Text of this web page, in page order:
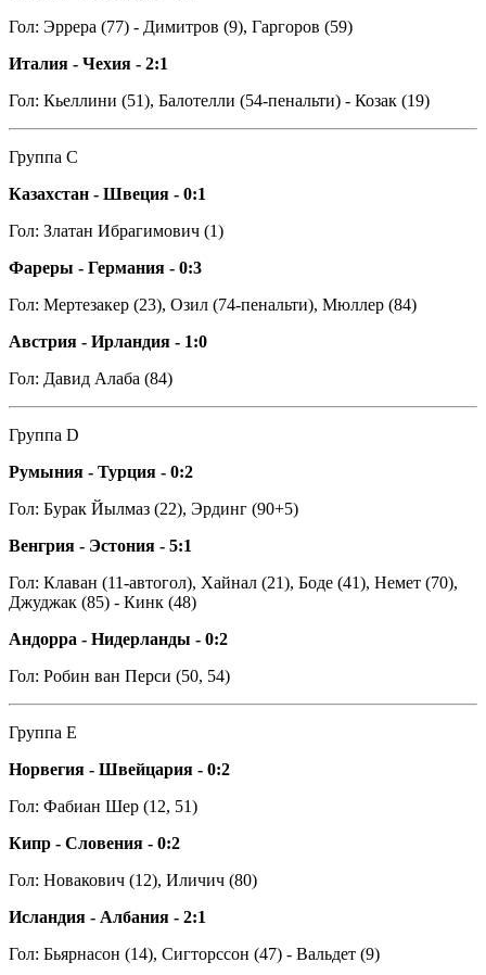
Гол: Эррера (77) - Димитров (9), Гаргоров (59)
Италия - Чехия - 2:1
Гол: Кьеллини (51), Балотелли (54-пенальти) - Козак (19)
Группа С
Казахстан - Швеция - 0:1
Гол: Златан Ибрагимович (1)
Фареры - Германия - 0:3
Гол: Мертезакер (23), Озил (74-пенальти), Мюллер (84)
Австрия - Ирландия - 1:0
Гол: Давид Алаба (84)
Группа D
Румыния - Турция - 0:2
Гол: Бурак Йылмаз (22), Эрдинг (90+5)
Венгрия - Эстония - 5:1
Гол: Клаван (11-автогол), Хайнал (21), Боде (41), Немет (70),
Джуджак (85) - Кинк (48)
Андорра - Нидерланды - 0:2
Гол: Робин ван Перси (50, 54)
Группа Е
Норвегия - Швейцария - 0:2
Гол: Фабиан Шер (12, 51)
Кипр - Словения - 0:2
Гол: Новакович (12), Иличич (80)
Исландия - Албания - 2:1
Гол: Бьярнасон (14), Сигторссон (47) - Вальдет (9)